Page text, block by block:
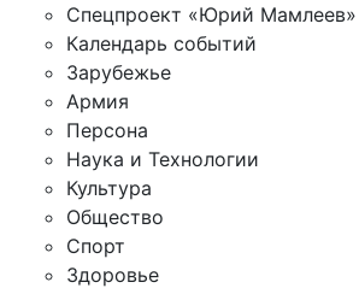
Спецпроект «Юрий Мамлеев»
Календарь событий
Зарубежье
Армия
Персона
Наука и Технологии
Культура
Общество
Спорт
Здоровье